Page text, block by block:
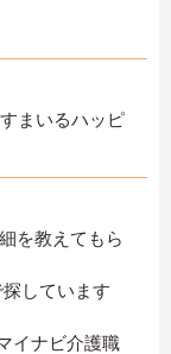
まいるハッピ
を教えてもら
しています
イナビ介護職